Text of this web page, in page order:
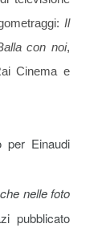
Il
con noi,
Cinema e
per Einaudi
nelle foto
pubblicato